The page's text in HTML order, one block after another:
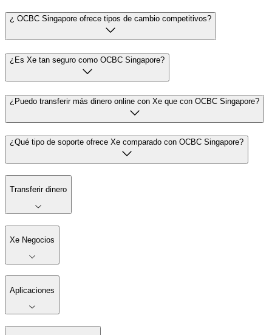
¿ OCBC Singapore ofrece tipos de cambio competitivos?
¿Es Xe tan seguro como OCBC Singapore?
¿Puedo transferir más dinero online con Xe que con OCBC Singapore?
¿Qué tipo de soporte ofrece Xe comparado con OCBC Singapore?
Transferir dinero
Xe Negocios
Aplicaciones